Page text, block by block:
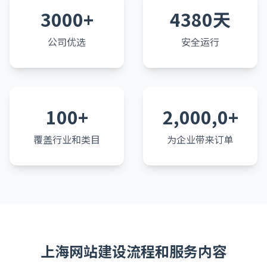
3000+
公司优选
4380天
安全运行
100+
覆盖行业和类目
2,000,0+
为企业带来订单
上海网站建设流程和服务内容